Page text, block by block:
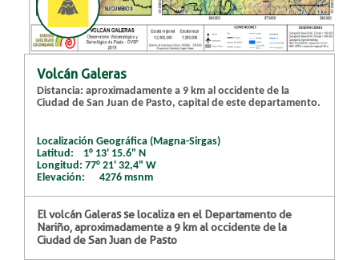
Volcán Galeras
Distancia: aproximadamente a 9 km al occidente de la
Ciudad de San Juan de Pasto, capital de este departamento.
Localización Geográfica (Magna-Sirgas)
Latitud: 1° 13' 15.6" N
Longitud: 77° 21' 32,4" W
Elevación: 4276 msnm
El volcán Galeras se localiza en el Departamento de
Nariño, aproximadamente a 9 km al occidente de la
Ciudad de San Juan de Pasto